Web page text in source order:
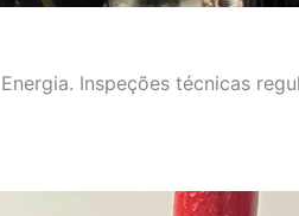
Inspeções técnicas